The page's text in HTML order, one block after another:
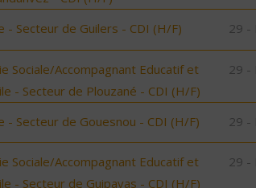
- Secteur de Guilers - CDI (H/F) 29 -
Sociale/Accompagnant Educatif et
- Secteur de Plouzané - CDI (H/F)
29 -
- Secteur de Gouesnou - CDI (H/F) 29 -
Sociale/Accompagnant Educatif et
- Secteur de Guipavas - CDI (H/F)
29 -